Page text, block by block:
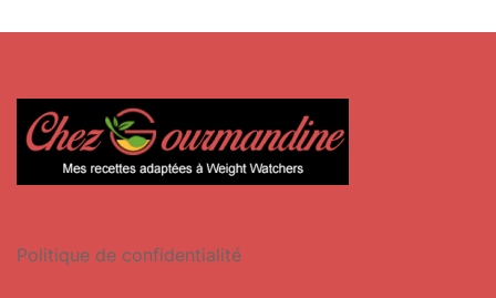
Politique de confidentialité